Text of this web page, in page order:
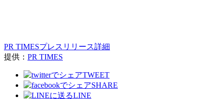
PR TIMESプレスリリース詳細
提供： PR TIMES
TWEET
SHARE
LINE